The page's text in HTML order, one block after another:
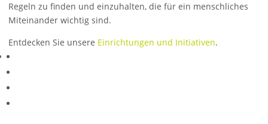
Regeln zu finden und einzuhalten, die für ein menschliches
Miteinander wichtig sind.
Entdecken Sie unsere Einrichtungen und Initiativen.